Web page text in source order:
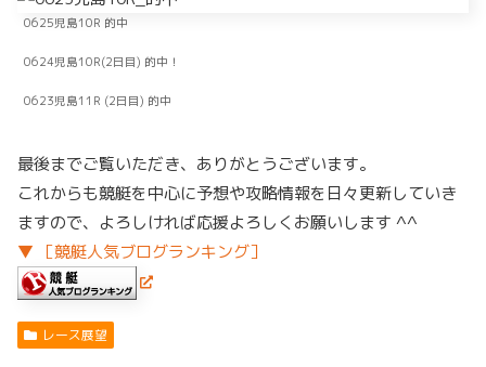
0625児島10R 的中
0624児島10R(2日目) 的中！
0623児島11R (2日目) 的中
最後までご覧いただき、ありがとうございます。
これからも競艇を中心に予想や攻略情報を日々更新していき
ますので、よろしければ応援よろしくお願いします ^^
▼ ［競艇人気ブログランキング］
レース展望